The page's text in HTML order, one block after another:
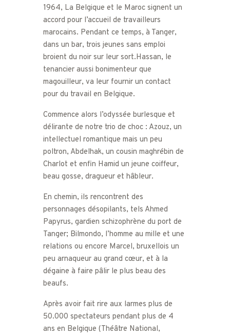
1964, La Belgique et le Maroc signent un
accord pour l’accueil de travailleurs
marocains. Pendant ce temps, à Tanger,
dans un bar, trois jeunes sans emploi
broient du noir sur leur sort.Hassan, le
tenancier aussi bonimenteur que
magouilleur, va leur fournir un contact
pour du travail en Belgique.
Commence alors l’odyssée burlesque et
délirante de notre trio de choc : Azouz, un
intellectuel romantique mais un peu
poltron, Abdelhak, un cousin maghrébin de
Charlot et enfin Hamid un jeune coiffeur,
beau gosse, dragueur et hâbleur.
En chemin, ils rencontrent des
personnages désopilants, tels Ahmed
Papyrus, gardien schizophrène du port de
Tanger; Bilmondo, l’homme au mille et une
relations ou encore Marcel, bruxellois un
peu arnaqueur au grand cœur, et à la
dégaine à faire pâlir le plus beau des
beaufs.
Après avoir fait rire aux larmes plus de
50.000 spectateurs pendant plus de 4
ans en Belgique (Théâtre National,